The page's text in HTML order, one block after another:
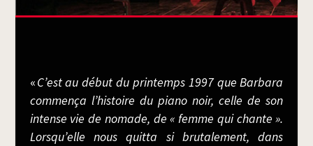
«C’est au début du prin­temps 1997 que Bar­ba­ra
com­men­ça l’histoire du pia­no noir, celle de son
intense vie de nomade, de « femme qui chante ».
Lorsqu’elle nous quit­ta si bru­ta­le­ment, dans